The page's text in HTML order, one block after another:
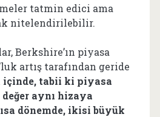
tatmin edici ama
nitelendirilebilir.
Berkshire’ın piyasa
artış tarafından geride
içinde, tabii ki piyasa
aynı hizaya
dönemde, ikisi büyük